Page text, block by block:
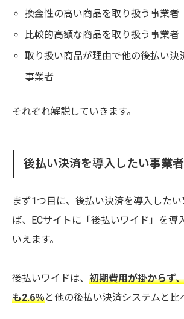
換金性の高い商品を取り扱う事業者
比較的高額な商品を取り扱う事業者
取り扱い商品が理由で他の後払い決
事業者
それぞれ解説していきます。
後払い決済を導入したい事業者
まず1つ目に、後払い決済を導入した
ば、ECサイトに「後払いワイド」を導
いえます。
後払いワイドは、 初期費用が掛からず
も2.6％と他の後払い決済システムと比